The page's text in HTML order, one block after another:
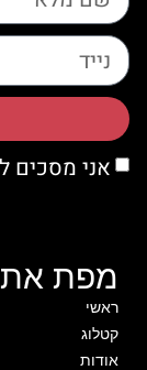
אני מסכים ל
מפת
ראשי
קטלוג
אודות